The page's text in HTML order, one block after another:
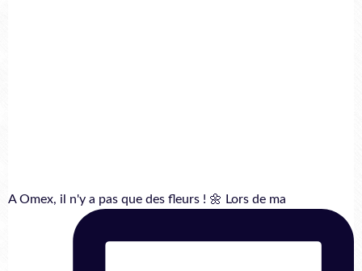
A Omex, il n'y a pas que des fleurs ! 🌼 Lors de ma